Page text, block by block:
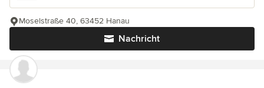
Nachricht
Moselstraße 40, 63452 Hanau